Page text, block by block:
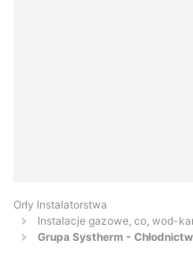
Orły Instalatorstwa
Instalacje gazowe, co, wod-
Grupa Systherm -